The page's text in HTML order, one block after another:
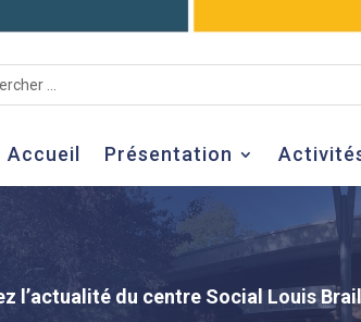
Accueil Présentation
l’actualité du centre Social Louis